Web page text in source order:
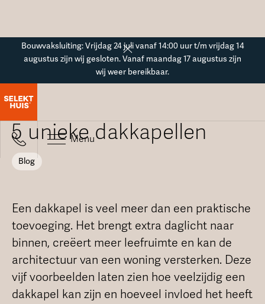
Bouwvaksluiting: Vrijdag 24 juli vanaf 14:00 uur t/m vrijdag 14
augustus zijn wij gesloten. Vanaf maandag 17 augustus zijn
wij weer bereikbaar.
Menu
Blogoverzicht
Van klassiek tot modern:
5 unieke dakkapellen
Blog
Een dakkapel is veel meer dan een praktische
toevoeging. Het brengt extra daglicht naar
binnen, creëert meer leefruimte en kan de
architectuur van een woning versterken. Deze
vijf voorbeelden laten zien hoe veelzijdig een
dakkapel kan zijn en hoeveel invloed het heeft